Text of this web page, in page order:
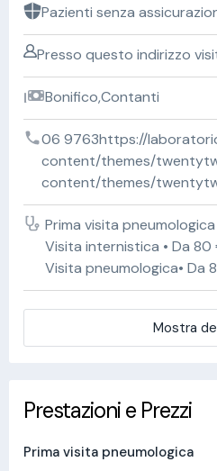
Pazienti senza
Presso questo indirizzo
Bonifico,Contanti
06 9763https://
content/themes/
content/themes/
Prima visita
Visita internistica • Da 80
Visita pneumologica• Da
Mostra
Prestazioni e Prezzi
Prima visita pneumologica